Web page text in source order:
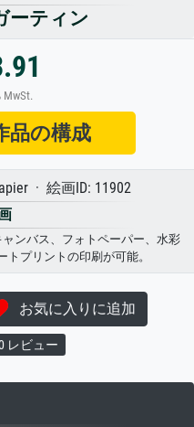
ーティン
MwSt.
品の構成
· 絵画ID: 11902
ンバス、フォトペーパー、水彩
プリントの印刷が可能。
お気に入りに追加
レビュー